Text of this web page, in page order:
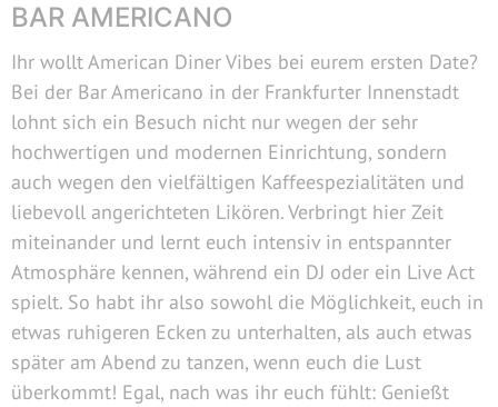
BAR AMERICANO
Ihr wollt American Diner Vibes bei eurem ersten Date?
Bei der Bar Americano in der Frankfurter Innenstadt
lohnt sich ein Besuch nicht nur wegen der sehr
hochwertigen und modernen Einrichtung, sondern
auch wegen den vielfältigen Kaffeespezialitäten und
liebevoll angerichteten Likören. Verbringt hier Zeit
miteinander und lernt euch intensiv in entspannter
Atmosphäre kennen, während ein DJ oder ein Live Act
spielt. So habt ihr also sowohl die Möglichkeit, euch in
etwas ruhigeren Ecken zu unterhalten, als auch etwas
später am Abend zu tanzen, wenn euch die Lust
überkommt! Egal, nach was ihr euch fühlt: Genießt